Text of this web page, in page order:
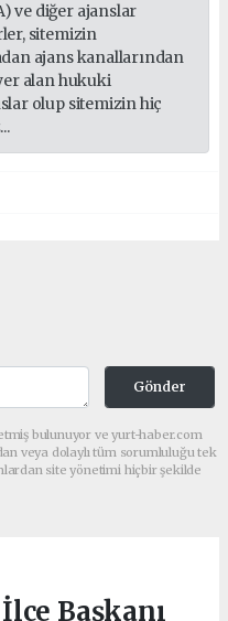
ve diğer ajanslar
sitemizin
ajans kanallarından
alan hukuki
olup sitemizin hiç
Gönder
bulunuyor ve yurt-haber.com
veya dolaylı tüm sorumluluğu tek
site yönetimi hiçbir şekilde
Başkanı